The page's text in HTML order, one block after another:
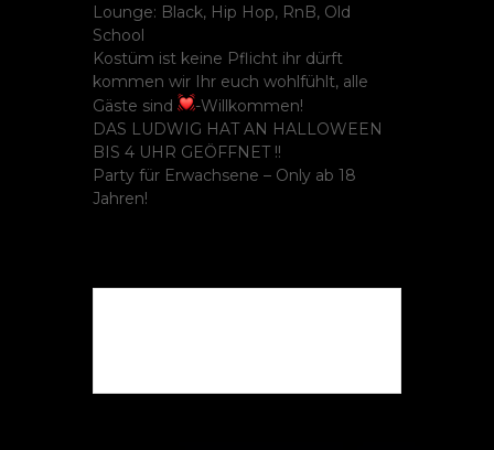
Lounge: Black, Hip Hop, RnB, Old
School
Kostüm ist keine Pflicht ihr dürft
kommen wir Ihr euch wohlfühlt, alle
Gäste sind
-Willkommen!
DAS LUDWIG HAT AN HALLOWEEN
BIS 4 UHR GEÖFFNET !!
Party für Erwachsene – Only ab 18
Jahren!